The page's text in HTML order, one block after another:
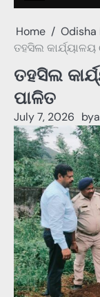
Home
Odisha
ତହସିଲ
ତହସିଲ
ପାଳିତ
July 7, 2026 by